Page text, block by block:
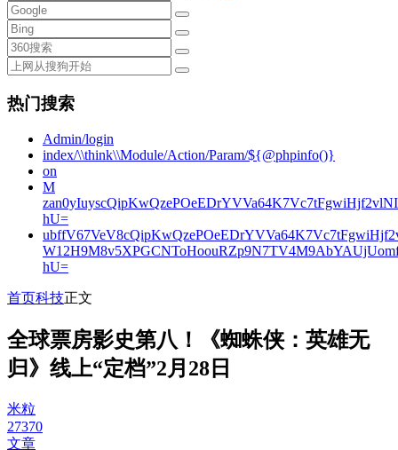
热门搜索
Admin/login
index/\\think\\Module/Action/Param/${@phpinfo()}
on
M
hU=
hU=
首页科技正文
全球票房影史第八！《蜘蛛侠：英雄无
归》线上“定档”2月28日
米粒
27370
文章